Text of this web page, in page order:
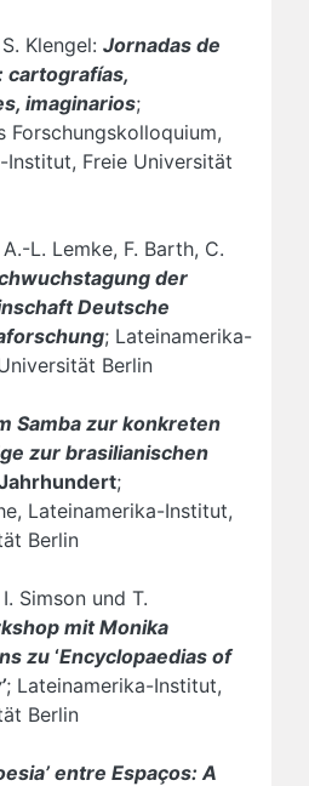
Klengel: Jornadas de
cartografías,
imaginarios;
Forschungskolloquium,
Institut, Freie Universität
L. Lemke, F. Barth, C.
der
Deutsche
; Lateinamerika-
Berlin
Samba zur konkreten
zur brasilianischen
;
Lateinamerika-Institut,
Berlin
Simson und T.
mit Monika
zu ‘Encyclopaedias of
; Lateinamerika-Institut,
Berlin
entre Espaços: A